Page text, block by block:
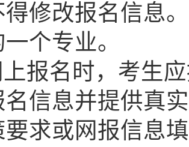
得修改报名信息
个专业。
上报名时，考生
名信息并提供真
要求或网报信息